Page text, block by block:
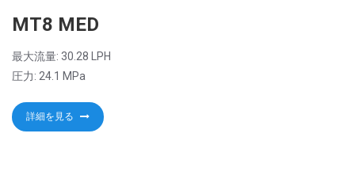
MT8 MED
最大流量: 30.28 LPH
圧力: 24.1 MPa
詳細を見る